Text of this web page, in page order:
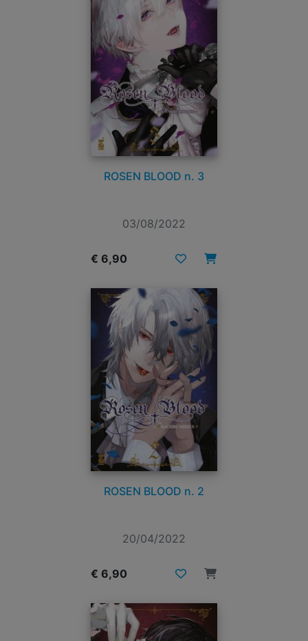
ROSEN BLOOD n. 3
03/08/2022
€ 6,90
ROSEN BLOOD n. 2
20/04/2022
€ 6,90